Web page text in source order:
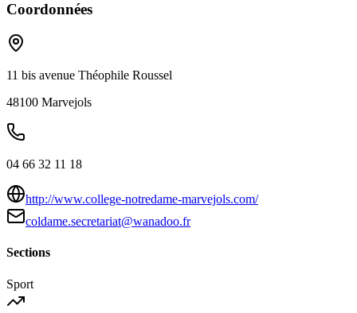
Coordonnées
11 bis avenue Théophile Roussel
48100 Marvejols
04 66 32 11 18
http://www.college-notredame-marvejols.com/
coldame.secretariat@wanadoo.fr
Sections
Sport